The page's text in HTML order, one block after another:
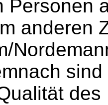
Personen
anderen